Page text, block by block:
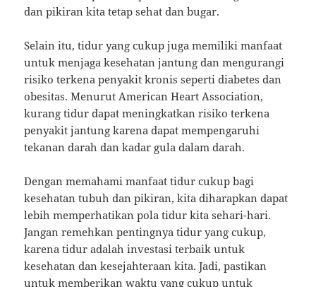
dan pikiran kita tetap sehat dan bugar.
Selain itu, tidur yang cukup juga memiliki manfaat
untuk menjaga kesehatan jantung dan mengurangi
risiko terkena penyakit kronis seperti diabetes dan
obesitas. Menurut American Heart Association,
kurang tidur dapat meningkatkan risiko terkena
penyakit jantung karena dapat mempengaruhi
tekanan darah dan kadar gula dalam darah.
Dengan memahami manfaat tidur cukup bagi
kesehatan tubuh dan pikiran, kita diharapkan dapat
lebih memperhatikan pola tidur kita sehari-hari.
Jangan remehkan pentingnya tidur yang cukup,
karena tidur adalah investasi terbaik untuk
kesehatan dan kesejahteraan kita. Jadi, pastikan
untuk memberikan waktu yang cukup untuk